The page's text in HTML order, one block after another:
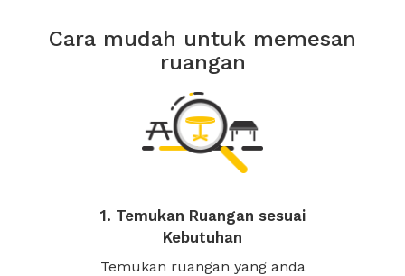
Cara mudah untuk memesan
ruangan
1. Temukan Ruangan sesuai
Kebutuhan
Temukan ruangan yang anda